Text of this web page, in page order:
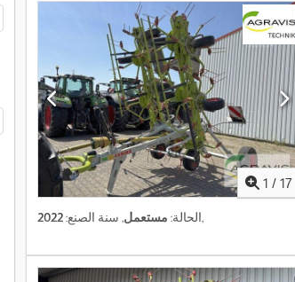
1 / 17
الحالة: مستعمل, سنة الصنع:2022 ,